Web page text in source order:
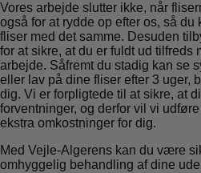
Vores arbejde slutter ikke, når
også for at rydde op efter os, så
fliser med det samme. Desuden
for at sikre, at du er fuldt ud tilfreds
arbejde. Såfremt du stadig kan se
eller lav på dine fliser efter 3 uger,
dig. Vi er forpligtede til at sikre, at
forventninger, og derfor vil vi
ekstra omkostninger for dig.
Med Vejle-Algerens kan du være
omhyggelig behandling af dine